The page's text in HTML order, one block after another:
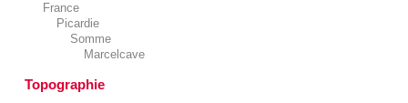
France
Picardie
Somme
Marcelcave
Topographie